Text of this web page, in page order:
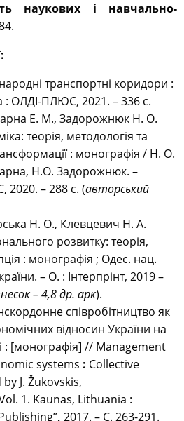
наукових і навчально-
транспортні коридори :
: ОЛДІ-ПЛЮС, 2021. – 336 с.
Е. М., Задорожнюк Н. О.
теорія, методологія та
: монографія / Н. О.
Н.О. Задорожнюк. –
– 288 с. (авторський
Н. О., Клевцевич Н. А.
розвитку: теорія,
: монографія ; Одес. нац.
– О. : Інтерпрінт, 2019 –
– 4,8 др. арк).
співробітництво як
відносин України на
: [монографія] // Management
systems : Collective
J. Žukovskis,
1. Kaunas, Lithuania :
, 2017. – С. 263-291.